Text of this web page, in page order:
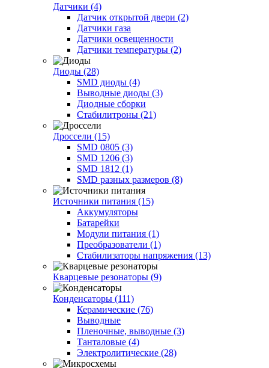
Датчики (4)
Датчик открытой двери (2)
Датчики газа
Датчики освещенности
Датчики температуры (2)
Диоды (28)
SMD диоды (4)
Выводные диоды (3)
Диодные сборки
Стабилитроны (21)
Дроссели (15)
SMD 0805 (3)
SMD 1206 (3)
SMD 1812 (1)
SMD разных размеров (8)
Источники питания (15)
Аккумуляторы
Батарейки
Модули питания (1)
Преобразователи (1)
Стабилизаторы напряжения (13)
Кварцевые резонаторы (9)
Конденсаторы (111)
Керамические (76)
Выводные
Пленочные, выводные (3)
Танталовые (4)
Электролитические (28)